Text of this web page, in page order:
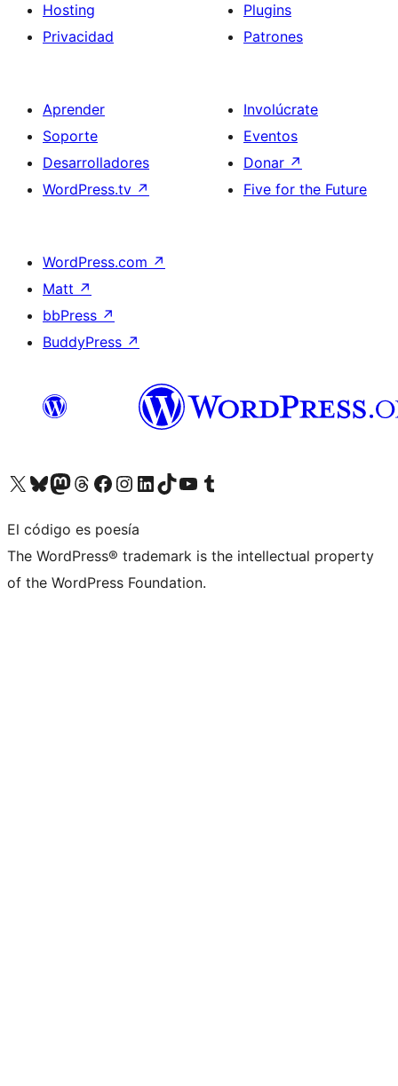
Hosting
Privacidad
Plugins
Patrones
Aprender
Soporte
Desarrolladores
WordPress.tv ↗
Involúcrate
Eventos
Donar ↗
Five for the Future
WordPress.com ↗
Matt ↗
bbPress ↗
BuddyPress ↗
Visita nuestra cuenta de X (anteriormente Twitter)
Visita nuestra cuenta de Bluesky
Visita nuestra cuenta de Mastodon
Visita nuestra cuenta de Threads
Visita nuestra página de Facebook
Visita nuestra cuenta de Instagram
Visita nuestra cuenta de LinkedIn
Visita nuestra cuenta de TikTok
Visita nuestro canal de YouTube
Visita nuestra cuenta de Tumblr
El código es poesía
The WordPress® trademark is the intellectual property
of the WordPress Foundation.